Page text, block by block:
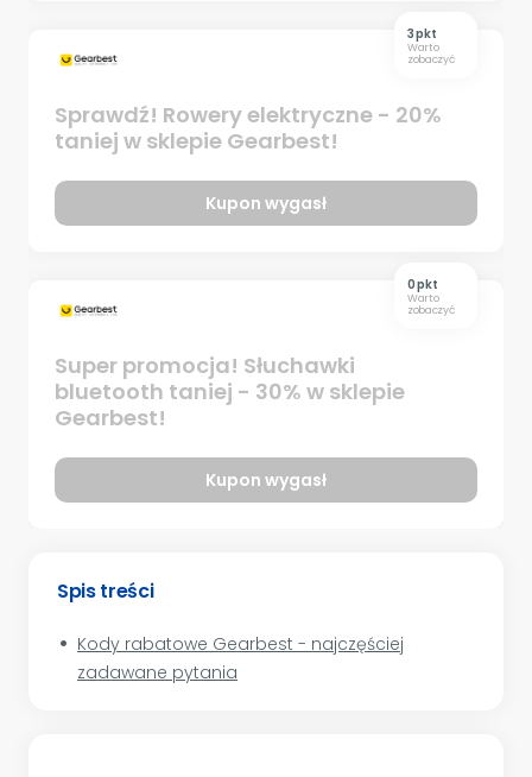
3 pkt
Warto
zobaczyć
Sprawdź! Rowery elektryczne - 20%
taniej w sklepie Gearbest!
Kupon wygasł
0 pkt
Warto
zobaczyć
Super promocja! Słuchawki
bluetooth taniej - 30% w sklepie
Gearbest!
Kupon wygasł
Spis treści
Kody rabatowe Gearbest - najczęściej
zadawane pytania